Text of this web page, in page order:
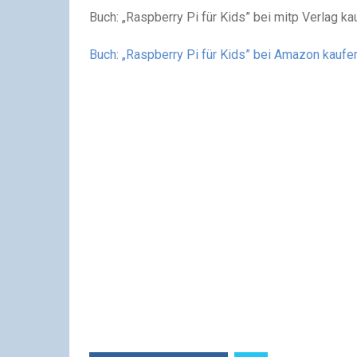
Buch: „Raspberry Pi für Kids” bei mitp Verlag
Buch: „Raspberry Pi für Kids” bei Amazon